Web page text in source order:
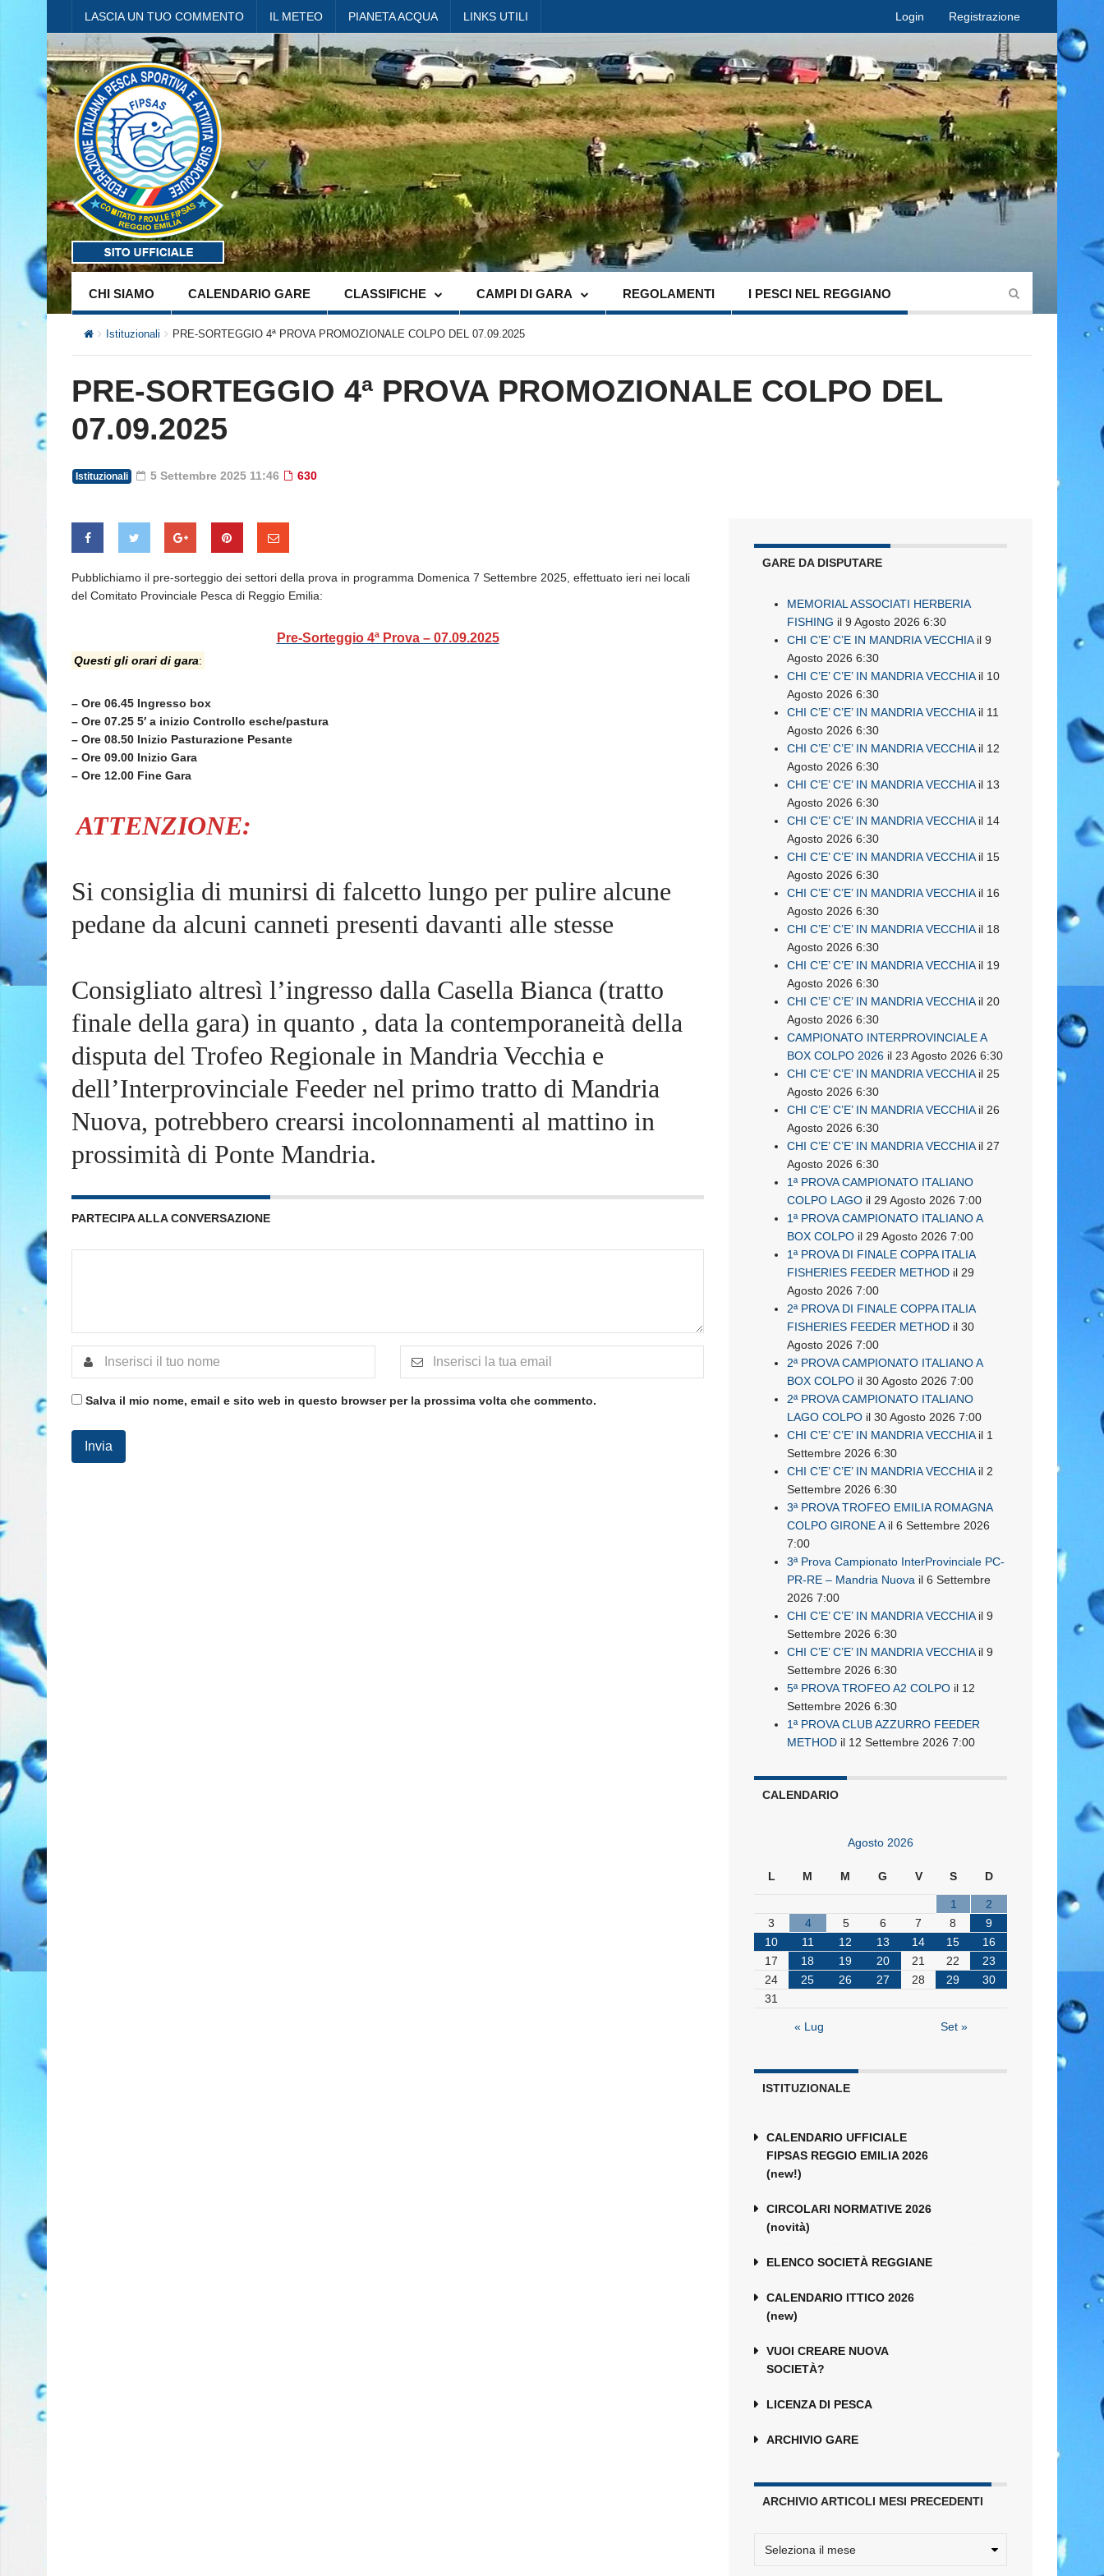
LASCIA UN TUO COMMENTO IL METEO PIANETA ACQUA LINKS UTILI Login Registrazione
CHI SIAMO CALENDARIO GARE CLASSIFICHE CAMPI DI GARA REGOLAMENTI I PESCI NEL REGGIANO
Istituzionali PRE-SORTEGGIO 4ª PROVA PROMOZIONALE COLPO DEL 07.09.2025
PRE-SORTEGGIO 4ª PROVA PROMOZIONALE COLPO DEL
07.09.2025
Istituzionali 5 Settembre 2025 11:46 630
Pubblichiamo il pre-sorteggio dei settori della prova in programma Domenica 7 Settembre 2025, effettuato ieri nei locali
del Comitato Provinciale Pesca di Reggio Emilia:
Pre-Sorteggio 4ª Prova – 07.09.2025
Questi gli orari di gara:
– Ore 06.45 Ingresso box
– Ore 07.25 5′ a inizio Controllo esche/pastura
– Ore 08.50 Inizio Pasturazione Pesante
– Ore 09.00 Inizio Gara
– Ore 12.00 Fine Gara
ATTENZIONE:
Si consiglia di munirsi di falcetto lungo per pulire alcune
pedane da alcuni canneti presenti davanti alle stesse
Consigliato altresì l’ingresso dalla Casella Bianca (tratto
finale della gara) in quanto , data la contemporaneità della
disputa del Trofeo Regionale in Mandria Vecchia e
dell’Interprovinciale Feeder nel primo tratto di Mandria
Nuova, potrebbero crearsi incolonnamenti al mattino in
prossimità di Ponte Mandria.
PARTECIPA ALLA CONVERSAZIONE
Salva il mio nome, email e sito web in questo browser per la prossima volta che commento.
GARE DA DISPUTARE
MEMORIAL ASSOCIATI HERBERIA
FISHING il 9 Agosto 2026 6:30
CHI C’E’ C’E IN MANDRIA VECCHIAil 9
Agosto 2026 6:30
CHI C’E’ C’E’ IN MANDRIA VECCHIAil 10
Agosto 2026 6:30
CHI C’E’ C’E’ IN MANDRIA VECCHIAil 11
Agosto 2026 6:30
CHI C’E’ C’E’ IN MANDRIA VECCHIAil 12
Agosto 2026 6:30
CHI C’E’ C’E’ IN MANDRIA VECCHIAil 13
Agosto 2026 6:30
CHI C’E’ C’E’ IN MANDRIA VECCHIAil 14
Agosto 2026 6:30
CHI C’E’ C’E’ IN MANDRIA VECCHIAil 15
Agosto 2026 6:30
CHI C’E’ C’E’ IN MANDRIA VECCHIAil 16
Agosto 2026 6:30
CHI C’E’ C’E’ IN MANDRIA VECCHIAil 18
Agosto 2026 6:30
CHI C’E’ C’E’ IN MANDRIA VECCHIAil 19
Agosto 2026 6:30
CHI C’E’ C’E’ IN MANDRIA VECCHIAil 20
Agosto 2026 6:30
CAMPIONATO INTERPROVINCIALE A
BOX COLPO 2026 il 23 Agosto 2026 6:30
CHI C’E’ C’E’ IN MANDRIA VECCHIAil 25
Agosto 2026 6:30
CHI C’E’ C’E’ IN MANDRIA VECCHIAil 26
Agosto 2026 6:30
CHI C’E’ C’E’ IN MANDRIA VECCHIAil 27
Agosto 2026 6:30
1ª PROVA CAMPIONATO ITALIANO
COLPO LAGO il 29 Agosto 2026 7:00
1ª PROVA CAMPIONATO ITALIANO A
BOX COLPO il 29 Agosto 2026 7:00
1ª PROVA DI FINALE COPPA ITALIA
FISHERIES FEEDER METHOD il 29
Agosto 2026 7:00
2ª PROVA DI FINALE COPPA ITALIA
FISHERIES FEEDER METHOD il 30
Agosto 2026 7:00
2ª PROVA CAMPIONATO ITALIANO A
BOX COLPO il 30 Agosto 2026 7:00
2ª PROVA CAMPIONATO ITALIANO
LAGO COLPO il 30 Agosto 2026 7:00
CHI C’E’ C’E’ IN MANDRIA VECCHIAil 1
Settembre 2026 6:30
CHI C’E’ C’E’ IN MANDRIA VECCHIAil 2
Settembre 2026 6:30
3ª PROVA TROFEO EMILIA ROMAGNA
COLPO GIRONE Ail 6 Settembre 2026
7:00
3ª Prova Campionato InterProvinciale PC-
PR-RE – Mandria Nuova il 6 Settembre
2026 7:00
CHI C’E’ C’E’ IN MANDRIA VECCHIAil 9
Settembre 2026 6:30
CHI C’E’ C’E’ IN MANDRIA VECCHIAil 9
Settembre 2026 6:30
5ª PROVA TROFEO A2 COLPO il 12
Settembre 2026 6:30
1ª PROVA CLUB AZZURRO FEEDER
METHOD il 12 Settembre 2026 7:00
CALENDARIO
Agosto 2026
L M M G V S D
1
2
3
4 5 6 7 8
9
10
11 12 13 14 15
16
17
18 19 20 21 22
23
24
25 26 27 28 29
30
31
« Lug Set »
ISTITUZIONALE
CALENDARIO UFFICIALE
FIPSAS REGGIO EMILIA 2026
(new!)
CIRCOLARI NORMATIVE 2026
(novità)
ELENCO SOCIETÀ REGGIANE
CALENDARIO ITTICO 2026
(new)
VUOI CREARE NUOVA
SOCIETÀ?
LICENZA DI PESCA
ARCHIVIO GARE
ARCHIVIO ARTICOLI MESI PRECEDENTI